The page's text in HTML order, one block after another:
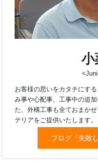
失敗
ブログ『失敗